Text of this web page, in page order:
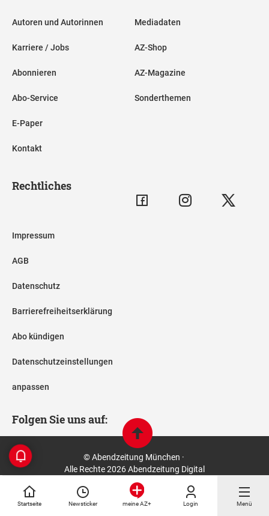
Startseite Newsticker meine AZ+ Login Menü
Autoren und Autorinnen
Karriere / Jobs
Abonnieren
Abo-Service
E-Paper
Kontakt
Mediadaten
AZ-Shop
AZ-Magazine
Sonderthemen
Rechtliches
Impressum
AGB
Datenschutz
Barrierefreiheitserklärung
Abo kündigen
Datenschutzeinstellungen
anpassen
Folgen Sie uns auf:
© Abendzeitung München ·
Alle Rechte 2026 Abendzeitung Digital